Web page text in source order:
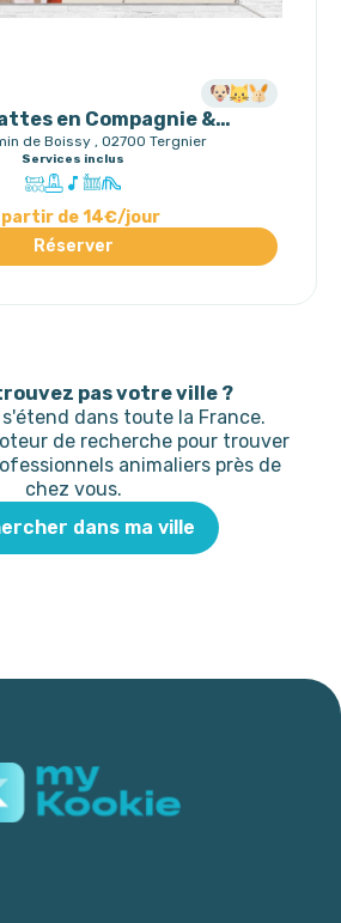
en Compagnie &
Gardechat.fr
de Boissy , 02700 Tergnier
Services inclus
partir de 14€/jour
Réserver
pas votre ville ?
dans toute la France.
de recherche pour trouver
animaliers près de
chez vous.
dans ma ville